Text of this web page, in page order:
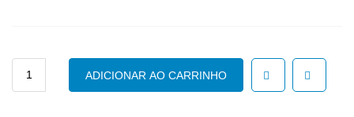
ADICIONAR AO CARRINHO